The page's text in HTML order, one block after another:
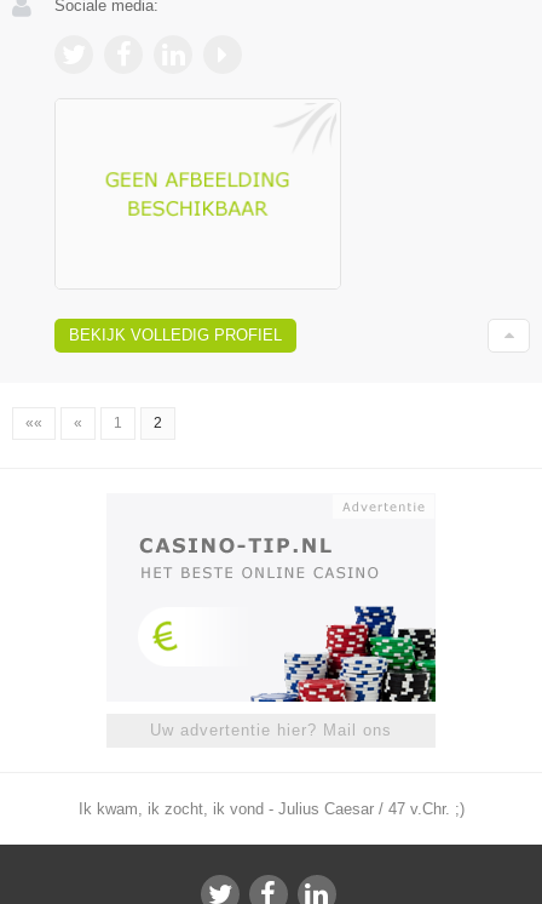
Sociale media:
BEKIJK VOLLEDIG PROFIEL
«« « 1 2
Uw advertentie hier? Mail ons
Ik kwam, ik zocht, ik vond - Julius Caesar / 47 v.Chr. ;)